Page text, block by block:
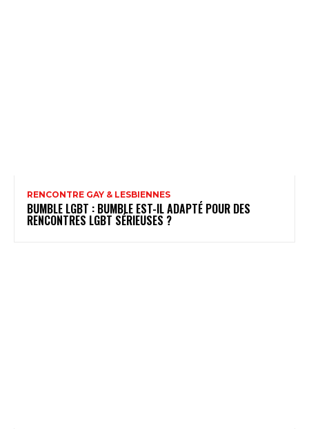
RENCONTRE GAY & LESBIENNES
BUMBLE LGBT : BUMBLE EST-IL ADAPTÉ POUR DES
RENCONTRES LGBT SÉRIEUSES ?